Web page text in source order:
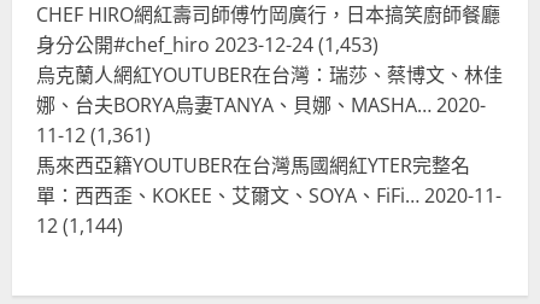
CHEF HIRO網紅壽司師傅竹岡廣行，日本搞笑廚師餐廳
身分公開#chef_hiro 2023-12-24(1,453)
烏克蘭人網紅YOUTUBER在台灣：瑞莎、蔡博文、林佳
娜、台夫BORYA烏妻TANYA、貝娜、MASHA…2020-
11-12(1,361)
馬來西亞籍YOUTUBER在台灣馬國網紅YTER完整名
單：西西歪、KOKEE、艾爾文、SOYA、FiFi…2020-11-
12(1,144)